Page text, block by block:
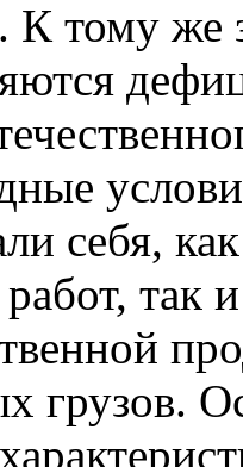
К тому же
себя,
так
грузов.